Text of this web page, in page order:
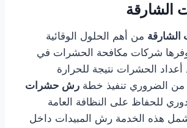
من أهم الحلول الوقائية
توفرها شركات مكافحة الحشرات في
أعداد الحشرات نتيجة للحرارة
من الضروري تنفيذ خطة رش حشرات
للحفاظ على النظافة العامة
تشمل هذه الخدمة رش المبيدات داخل